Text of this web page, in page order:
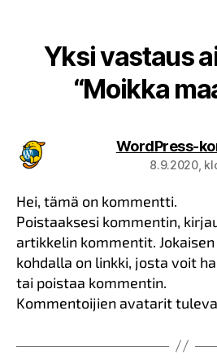
Yksi vastaus
“Moikka
WordPress-
8.9.2020,
Hei, tämä on kommentti.
Poistaaksesi kommentin,
artikkelin kommentit.
kohdalla on linkki, josta voit
tai poistaa kommentin.
Kommentoijien avatarit